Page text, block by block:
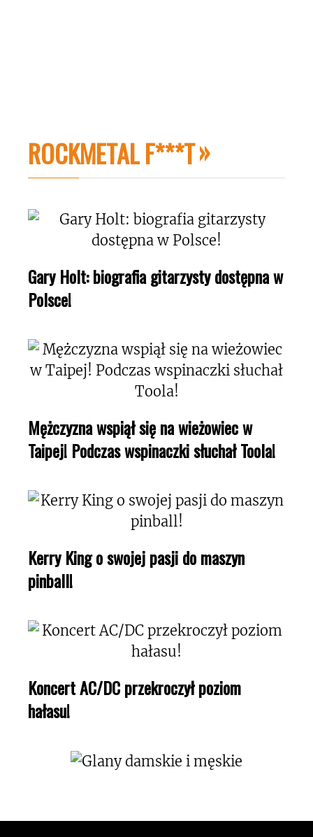
ROCKMETAL F***T
Gary Holt: biografia gitarzysty dostępna w
Polsce!
Mężczyzna wspiął się na wieżowiec w
Taipej! Podczas wspinaczki słuchał Toola!
Kerry King o swojej pasji do maszyn
pinball!
Koncert AC/DC przekroczył poziom
hałasu!